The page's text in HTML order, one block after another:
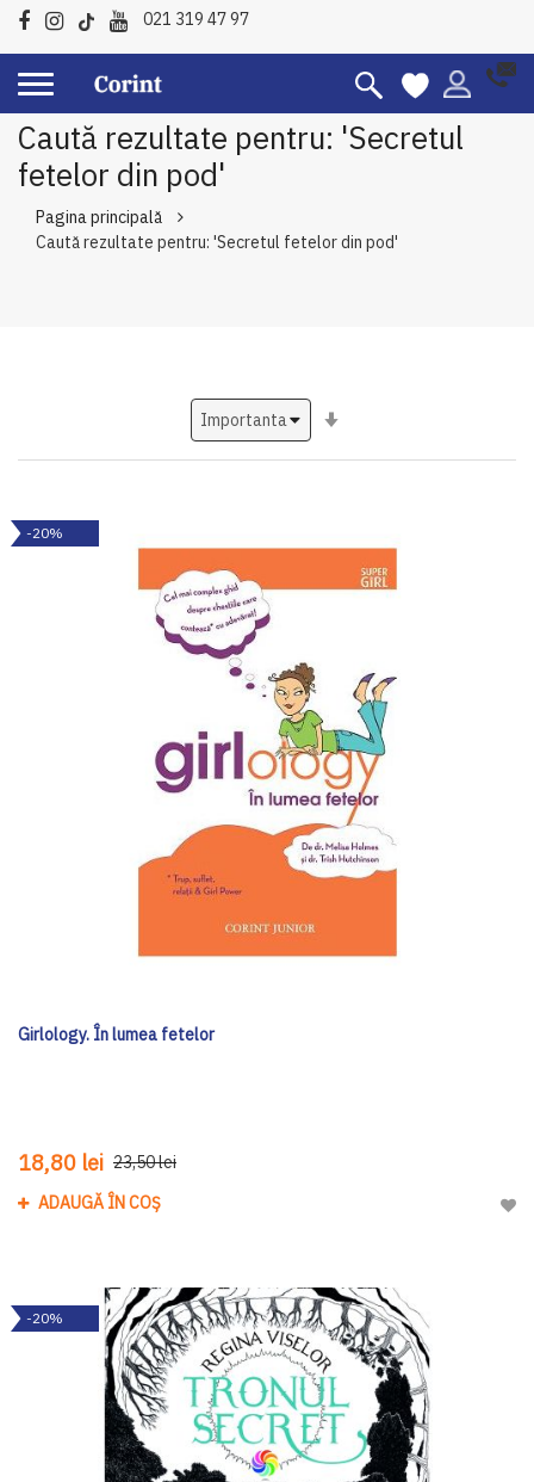
021 319 47 97
Caută rezultate pentru: 'Secretul
fetelor din pod'
Pagina principală
Caută rezultate pentru: 'Secretul fetelor din pod'
-20%
Girlology. În lumea fetelor
18,80 lei 23,50 lei
ADAUGĂ ÎN COȘ
-20%